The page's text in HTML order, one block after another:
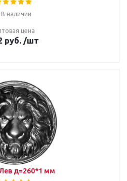
В наличии
цена
руб. /шт
д=260*1 мм